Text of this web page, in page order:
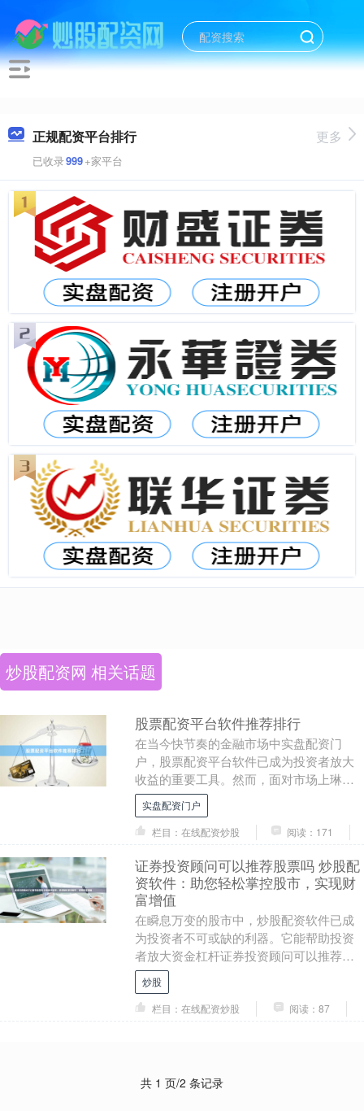
正规配资平台排行
已收录999+家平台
更多
炒股配资网 相关话题
股票配资平台软件推荐排行
在当今快节奏的金融市场中实盘配资门
户，股票配资平台软件已成为投资者放大
收益的重要工具。然而，面对市场上琳琅
满目的选择，如何挑选安全、高效、合规
的平台成为关键。本....
实盘配资门户
栏目：在线配资炒股
阅读：171
证券投资顾问可以推荐股票吗 炒股配
资软件：助您轻松掌控股市，实现财
富增值
在瞬息万变的股市中，炒股配资软件已成
为投资者不可或缺的利器。它能帮助投资
者放大资金杠杆证券投资顾问可以推荐股
票吗，提高收益率，实现财富增值。 与传
统投资方式相比....
炒股
栏目：在线配资炒股
阅读：87
共 1 页/2 条记录